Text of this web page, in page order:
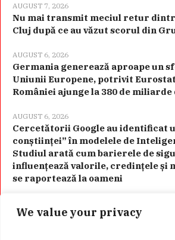
We value your privacy
AUGUST 7, 2026
Nu mai transmit meciul retur
Cluj după ce au văzut scorul din
AUGUST 6, 2026
Germania generează aproape un
Uniunii Europene, potrivit
României ajunge la 380 de miliarde
AUGUST 6, 2026
Cercetătorii Google au identificat
conștiinței” în modelele de
Studiul arată cum barierele de
influențează valorile, credințele și
se raportează la oameni
Categorii